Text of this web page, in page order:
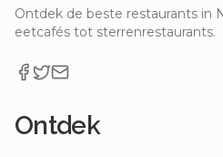
Ontdek de beste restaurants in
eetcafés tot sterrenrestaurants.
Ontdek